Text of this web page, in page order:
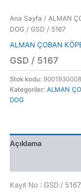
Ana Sayfa / ALMAN
DOG / GSD / 5167
ALMAN ÇOBAN
GSD / 5167
Stok kodu:
Kategoriler: ALMAN
DOG
Açıklama
Kayıt No : GSD / 5167